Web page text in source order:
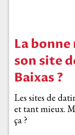
La
son site
Baixas ?
Les sites de
et tant mieux.
ça ?